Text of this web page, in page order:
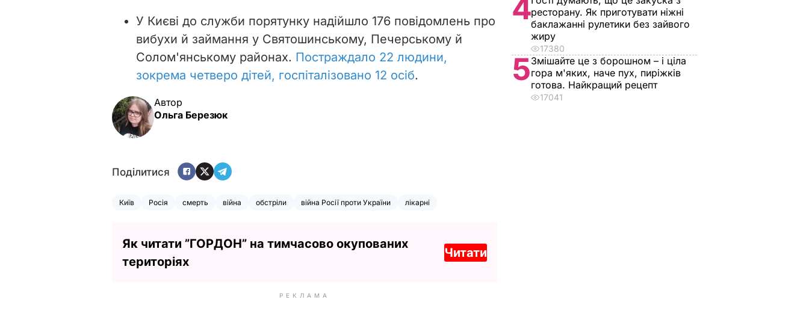
У Києві до служби порятунку надійшло 176 повідомлень про
вибухи й займання у Святошинському, Печерському й
Солом'янському районах. Постраждало 22 людини,
зокрема четверо дітей, госпіталізовано 12 осіб.
Автор
Ольга Березюк
Поділитися
Київ Росія смерть війна обстріли війна Росії проти України лікарні
Як читати ”ГОРДОН” на тимчасово окупованих
територіях
Читати
РЕКЛАМА
4ресторану. Як приготувати ніжні
баклажанні рулетики без зайвого
жиру
17380
5Змішайте це з борошном – і ціла
гора м'яких, наче пух, пиріжків
готова. Найкращий рецепт
17041